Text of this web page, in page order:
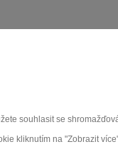
souhlasit se
kliknutím na "Zobrazit